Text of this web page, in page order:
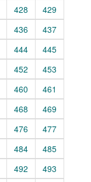
428
429
436
437
444
445
452
453
460
461
468
469
476
477
484
485
492
493